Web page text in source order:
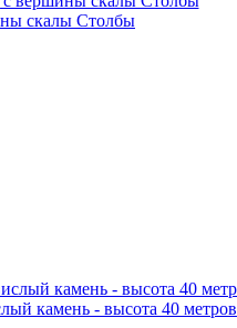
скалы Столбы
камень - высота 40 метров